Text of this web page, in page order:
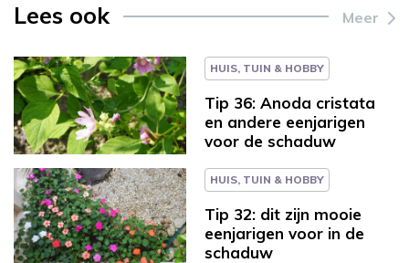
Lees ook Meer
HUIS, TUIN & HOBBY
Tip 36: Anoda cristata
en andere eenjarigen
voor de schaduw
HUIS, TUIN & HOBBY
Tip 32: dit zijn mooie
eenjarigen voor in de
schaduw